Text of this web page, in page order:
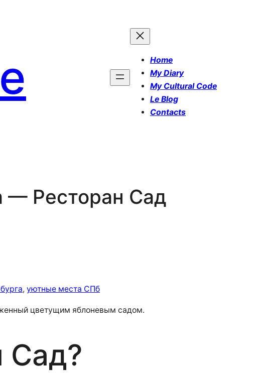
Home
My Diary
My Cultural Code
Le Blog
Contacts
— Ресторан Сад
, уютные места СПб
цветущим яблоневым садом.
Сад?